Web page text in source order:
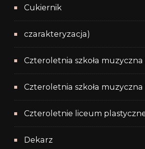
Cukiernik
czarakteryzacja)
Czteroletnia szkoła muzyczna
Czteroletnia szkoła muzyczna
Czteroletnie liceum
Dekarz